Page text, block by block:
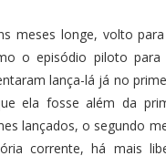
meses longe, volto
o episódio piloto para
lança-lá já no
ela fosse além da
lançados, o segundo
corrente, há mais